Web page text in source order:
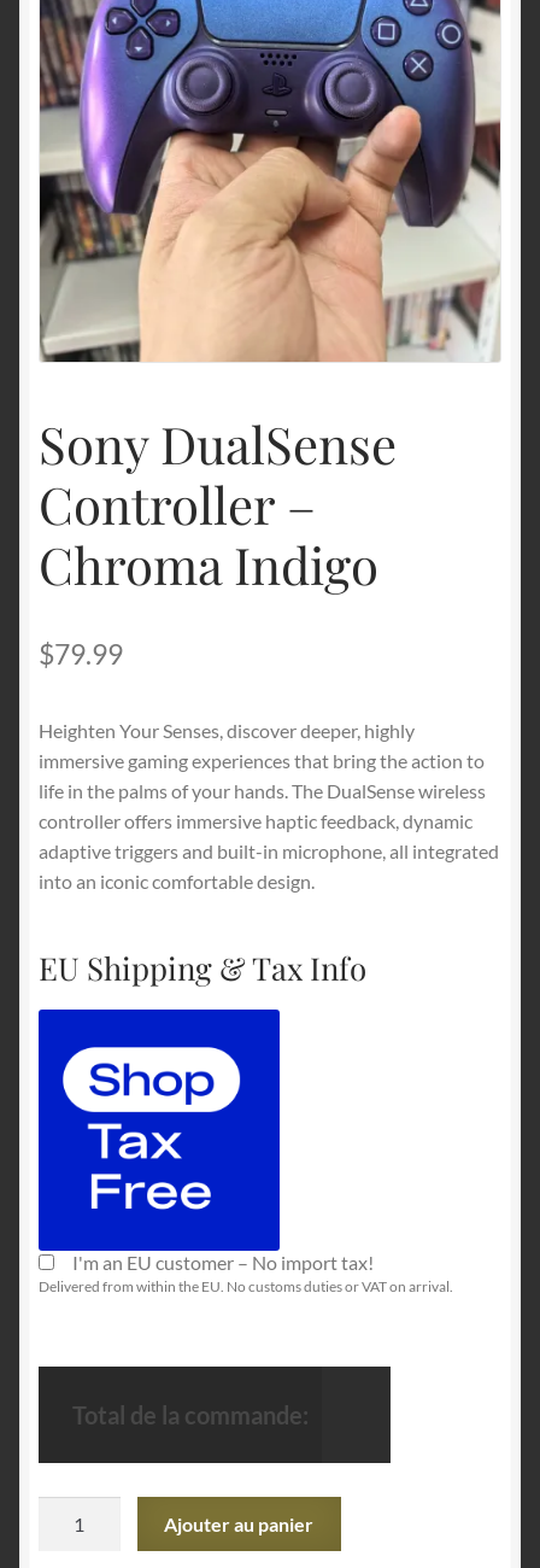
Politique de remboursement et de retour
Vérifier
Sony DualSense
Controller –
Chroma Indigo
$79.99
Heighten Your Senses, discover deeper, highly
immersive gaming experiences that bring the action to
life in the palms of your hands. The DualSense wireless
controller offers immersive haptic feedback, dynamic
adaptive triggers and built-in microphone, all integrated
into an iconic comfortable design.
EU Shipping & Tax Info
I'm an EU customer – No import tax!
Delivered from within the EU. No customs duties or VAT on arrival.
Total de la commande:
Ajouter au panier